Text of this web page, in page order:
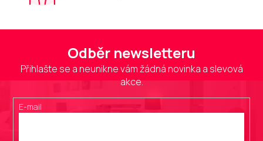
Odběr newsletteru
Přihlašte se a neunikne vám žádná novinka a slevová
akce.
E-mail